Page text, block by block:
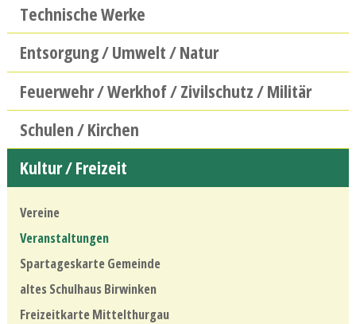
Technische Werke
Entsorgung / Umwelt / Natur
Feuerwehr / Werkhof / Zivilschutz / Militär
Schulen / Kirchen
Kultur / Freizeit
Vereine
Veranstaltungen
Spartageskarte Gemeinde
altes Schulhaus Birwinken
Freizeitkarte Mittelthurgau